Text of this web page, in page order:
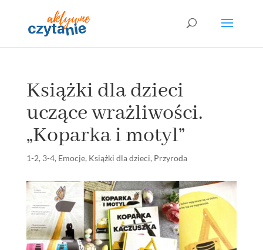
Książki dla dzieci
uczące wrażliwości.
„Koparka i motyl”
1-2, 3-4, Emocje, Książki dla dzieci, Przyroda